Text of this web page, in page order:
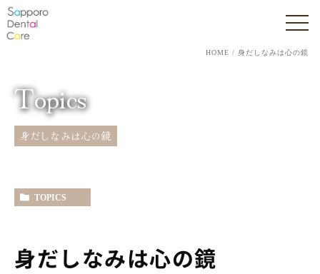
HOME 身だしなみは心の鏡
Topics
身だしなみは心の鏡
TOPICS
身だしなみは心の鏡